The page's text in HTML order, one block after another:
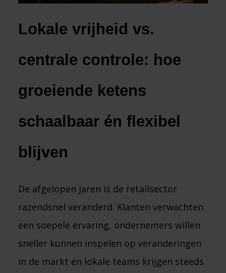
Lokale vrijheid vs.
centrale controle: hoe
groeiende ketens
schaalbaar én flexibel
blijven
De afgelopen jaren is de retailsector
razendsnel veranderd. Klanten verwachten
een soepele ervaring, ondernemers willen
sneller kunnen inspelen op veranderingen
in de markt en lokale teams krijgen steeds